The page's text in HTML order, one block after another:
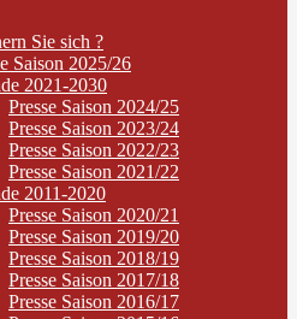
Sie sich ?
Saison 2025/26
2021-2030
Presse Saison 2024/25
Presse Saison 2023/24
Presse Saison 2022/23
Presse Saison 2021/22
2011-2020
Presse Saison 2020/21
Presse Saison 2019/20
Presse Saison 2018/19
Presse Saison 2017/18
Presse Saison 2016/17